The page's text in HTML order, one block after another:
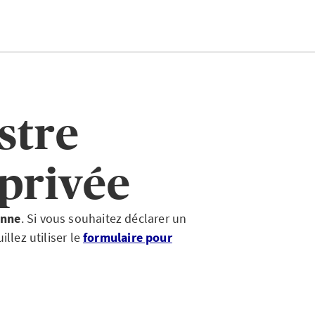
. Si vous souhaitez déclarer un
utiliser leformulaire pour